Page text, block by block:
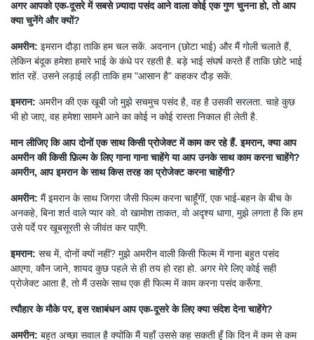
अगर आपको एक-दूसरे में सबसे ज़्यादा पसंद आने वाला कोई एक गुण चुनना हो, तो आप
क्या चुनेंगे और क्यों?
अमरीन: इमरान दौड़ा ताकि हम चल सकें. अदनान (छोटा भाई) और मैं गोली चलाते हैं,
लेकिन बंदूक हमेशा हमारे भाई के कंधे पर रहती है. बड़े भाई संघर्ष करते हैं ताकि छोटे भाई
शांत रहें. उसने लड़ाई लड़ी ताकि हम "आसान है" कहकर दौड़ सकें.
इमरान: अमरीन की एक खूबी जो मुझे सचमुच पसंद है, वह है उसकी सरलता. चाहे कुछ
भी हो जाए, वह हमेशा सामने आने का कोई न कोई रास्ता निकाल ही लेती है.
मान लीजिए कि आप दोनों एक साथ किसी प्रोजेक्ट में काम कर रहे हैं. इमरान, क्या आप
अमरीन की किसी फ़िल्म के लिए गाना गाना चाहेंगे या आप उनके साथ काम करना चाहेंगे?
अमरीन, आप इमरान के साथ किस तरह का प्रोजेक्ट करना चाहेंगी?
अमरीन: मैं इमरान के साथ जिगरा जैसी फिल्म करना चाहूँगीं, एक भाई-बहन के बीच के
अनकहे, बिना शर्त वाले प्यार को. वो खामोश ताकत, वो अदृश्य धागा, मुझे लगता है कि हम
उसे पर्दे पर खूबसूरती से जीवंत कर पाएँगे.
इमरान: सच में, दोनों क्यों नहीं? मुझे अमरीन वाली किसी फिल्म में गाना बहुत पसंद
आएगा, कौन जाने, शायद कुछ पहले से ही तय हो रहा हो. अगर मेरे लिए कोई सही
प्रोजेक्ट आता है, तो मैं उसके साथ एक ही फिल्म में काम करना पसंद करूँगा.
त्यौहार के मौके पर, इस रक्षाबंधन आप एक-दूसरे के लिए क्या संदेश देना चाहेंगे?
अमरीन: बहुत अच्छा सवाल है क्योंकि मैं यहाँ उससे कह सकती हूँ कि दिन में कम से कम